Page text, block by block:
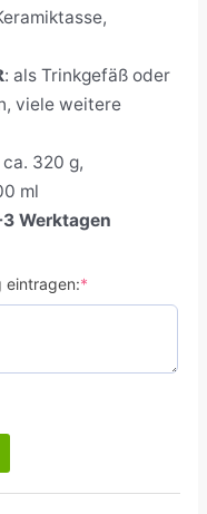
als Trinkgefäß oder
viele weitere
320 g,
ml
Werktagen
eintragen:*